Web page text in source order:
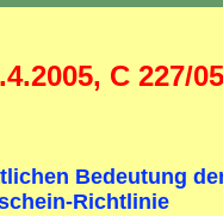
C 227/
Bedeutung
Richtlinie